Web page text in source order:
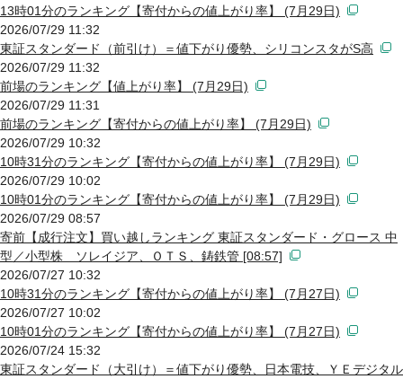
13時01分のランキング【寄付からの値上がり率】 (7月29日)
2026/07/29 11:32
東証スタンダード（前引け）＝値下がり優勢、シリコンスタがS高
2026/07/29 11:32
前場のランキング【値上がり率】 (7月29日)
2026/07/29 11:31
前場のランキング【寄付からの値上がり率】 (7月29日)
2026/07/29 10:32
10時31分のランキング【寄付からの値上がり率】 (7月29日)
2026/07/29 10:02
10時01分のランキング【寄付からの値上がり率】 (7月29日)
2026/07/29 08:57
寄前【成行注文】買い越しランキング 東証スタンダード・グロース 中
型／小型株 ソレイジア、ＯＴＳ、鋳鉄管 [08:57]
2026/07/27 10:32
10時31分のランキング【寄付からの値上がり率】 (7月27日)
2026/07/27 10:02
10時01分のランキング【寄付からの値上がり率】 (7月27日)
2026/07/24 15:32
東証スタンダード（大引け）＝値下がり優勢、日本電技、ＹＥデジタル